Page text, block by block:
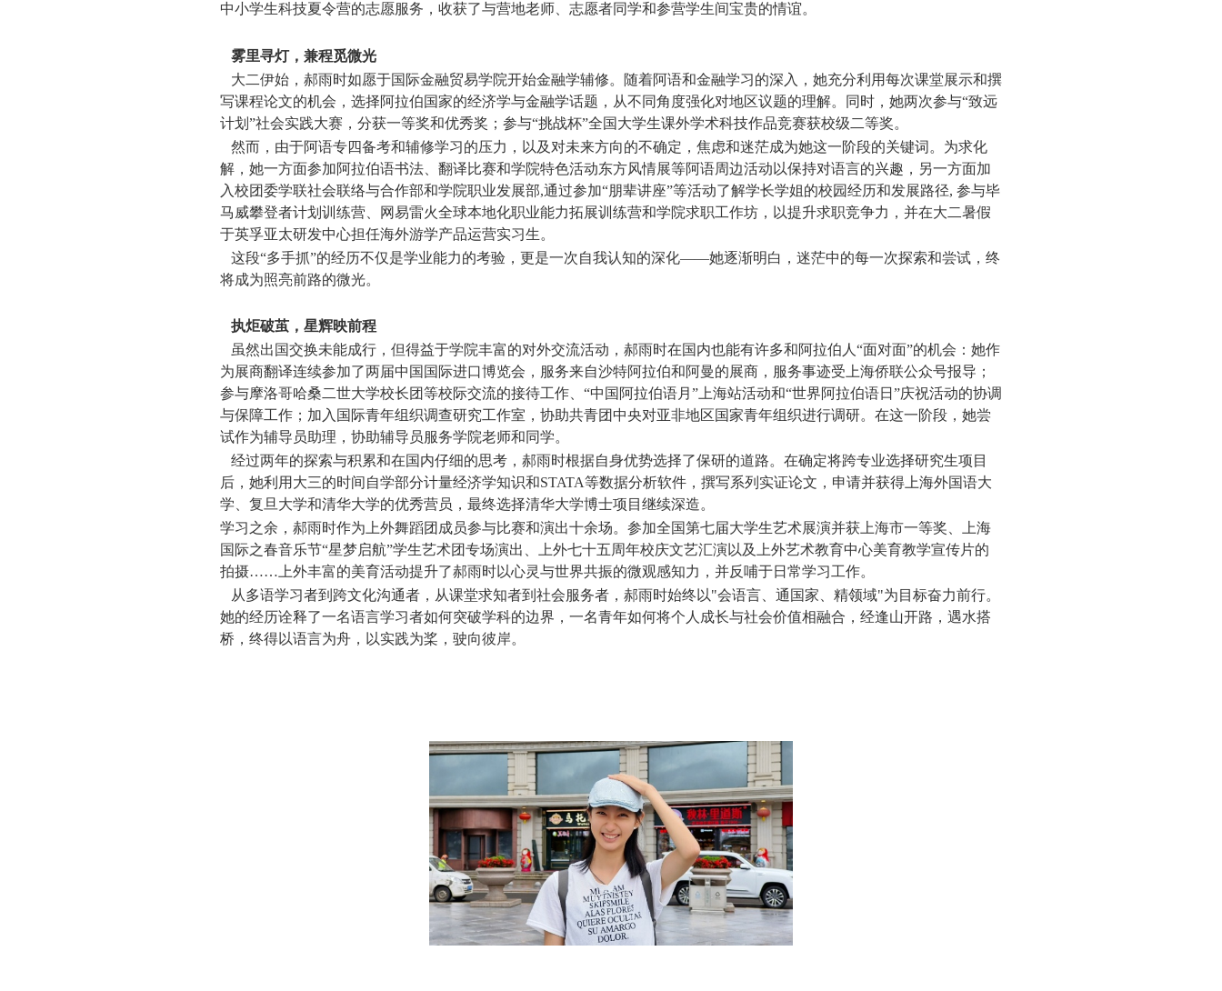
中小学生科技夏令营的志愿服务，收获了与营地老师、志愿者同学和参营学生间宝贵的情谊。
雾里寻灯，兼程觅微光
大二伊始，郝雨时如愿于国际金融贸易学院开始金融学辅修。随着阿语和金融学习的深入，她充分利用每次课堂展示和撰
写课程论文的机会，选择阿拉伯国家的经济学与金融学话题，从不同角度强化对地区议题的理解。同时，她两次参与“致远
计划”社会实践大赛，分获一等奖和优秀奖；参与“挑战杯”全国大学生课外学术科技作品竞赛获校级二等奖。
然而，由于阿语专四备考和辅修学习的压力，以及对未来方向的不确定，焦虑和迷茫成为她这一阶段的关键词。为求化
解，她一方面参加阿拉伯语书法、翻译比赛和学院特色活动东方风情展等阿语周边活动以保持对语言的兴趣，另一方面加
入校团委学联社会联络与合作部和学院职业发展部,通过参加“朋辈讲座”等活动了解学长学姐的校园经历和发展路径, 参与毕
马威攀登者计划训练营、网易雷火全球本地化职业能力拓展训练营和学院求职工作坊，以提升求职竞争力，并在大二暑假
于英孚亚太研发中心担任海外游学产品运营实习生。
这段“多手抓”的经历不仅是学业能力的考验，更是一次自我认知的深化——她逐渐明白，迷茫中的每一次探索和尝试，终
将成为照亮前路的微光。
执炬破茧，星辉映前程
虽然出国交换未能成行，但得益于学院丰富的对外交流活动，郝雨时在国内也能有许多和阿拉伯人“面对面”的机会：她作
为展商翻译连续参加了两届中国国际进口博览会，服务来自沙特阿拉伯和阿曼的展商，服务事迹受上海侨联公众号报导；
参与摩洛哥哈桑二世大学校长团等校际交流的接待工作、“中国阿拉伯语月”上海站活动和“世界阿拉伯语日”庆祝活动的协调
与保障工作；加入国际青年组织调查研究工作室，协助共青团中央对亚非地区国家青年组织进行调研。在这一阶段，她尝
试作为辅导员助理，协助辅导员服务学院老师和同学。
经过两年的探索与积累和在国内仔细的思考，郝雨时根据自身优势选择了保研的道路。在确定将跨专业选择研究生项目
后，她利用大三的时间自学部分计量经济学知识和STATA等数据分析软件，撰写系列实证论文，申请并获得上海外国语大
学、复旦大学和清华大学的优秀营员，最终选择清华大学博士项目继续深造。
学习之余，郝雨时作为上外舞蹈团成员参与比赛和演出十余场。参加全国第七届大学生艺术展演并获上海市一等奖、上海
国际之春音乐节“星梦启航”学生艺术团专场演出、上外七十五周年校庆文艺汇演以及上外艺术教育中心美育教学宣传片的
拍摄……上外丰富的美育活动提升了郝雨时以心灵与世界共振的微观感知力，并反哺于日常学习工作。
从多语学习者到跨文化沟通者，从课堂求知者到社会服务者，郝雨时始终以"会语言、通国家、精领域"为目标奋力前行。
她的经历诠释了一名语言学习者如何突破学科的边界，一名青年如何将个人成长与社会价值相融合，经逢山开路，遇水搭
桥，终得以语言为舟，以实践为桨，驶向彼岸。